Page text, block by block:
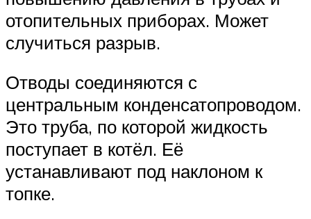
отопительных приборах. Может
случиться разрыв.
Отводы соединяются с
центральным конденсатопроводом.
Это труба, по которой жидкость
поступает в котёл. Её
устанавливают под наклоном к
топке.